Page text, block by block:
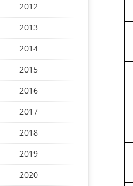
2012
2013
2014
2015
2016
2017
2018
2019
2020